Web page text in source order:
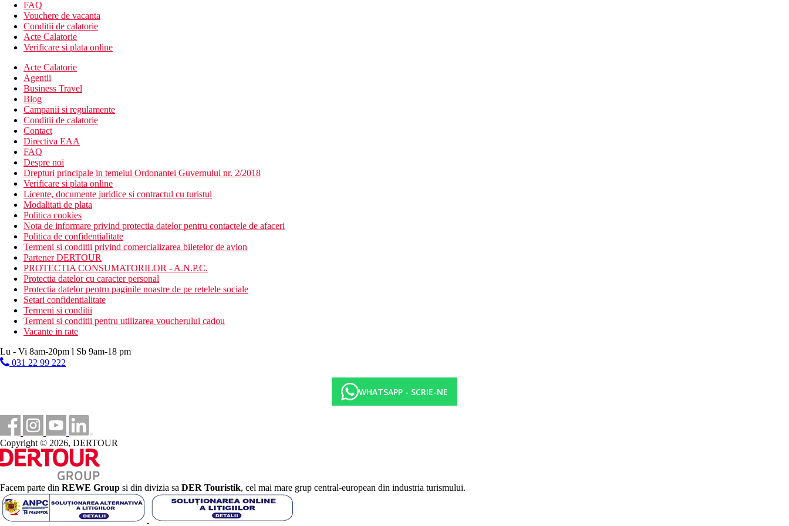
Descrierea hotelului
hol de intrare cu receptie
restaurant
baruri
camera comuna cu televizor
sala de conferinta
restaurant a la carte
parcare
3 piscine exterioare - 1 cu apa de mare (sezlonguri si umbrele gratuite)
piscina pentru copii
patut (gratuit, la cerere)
SPA
Descrierea plajei
acces la mare prin chei si scari de pe terasele hotelului
plaja pietroasa la cca 400 m - se recomanda incaltamintea speciala de apa
Activitati gratuite
fitness
jocuri sociale
sauna
aburi
jacuzzi
baie turceasca
Activitati contra cost
masa de biliard
masaje si proceduri cosmetice
centru de scufundari
golf aproximativ 9 km
Mese
Mic dejun si cina tip bufet
All Inclusive
Mic dejun, pranz si cina tip bufet
Gustari, sandvisuri si deserturi (11:00 a.m.-6:00 p.m.)
Bauturi alcoolice si nealcoolice locale selectate (11:00 a.m.-10:00 p.m.)
Categoria oficiala
FAQ
Vouchere de vacanta
Conditii de calatorie
Acte Calatorie
Verificare si plata online
Acte Calatorie
Agentii
Business Travel
Blog
Campanii si regulamente
Conditii de calatorie
Contact
Directiva EAA
FAQ
Despre noi
Drepturi principale in temeiul Ordonantei Guvernului nr. 2/2018
Verificare si plata online
Licente, documente juridice si contractul cu turistul
Modalitati de plata
Politica cookies
Nota de informare privind protectia datelor pentru contactele de afaceri
Politica de confidentialitate
Termeni si conditii privind comercializarea biletelor de avion
Partener DERTOUR
PROTECTIA CONSUMATORILOR - A.N.P.C.
Protectia datelor cu caracter personal
Protectia datelor pentru paginile noastre de pe retelele sociale
Setari confidentialitate
Termeni si conditii
Termeni si conditii pentru utilizarea voucherului cadou
Vacante in rate
Lu - Vi 8am-20pm l Sb 9am-18 pm
031 22 99 222
WHATSAPP - SCRIE-NE
Copyright © 2026, DERTOUR
Facem parte din REWE Group si din divizia sa DER Touristik, cel mai mare grup central-european din industria turismului.